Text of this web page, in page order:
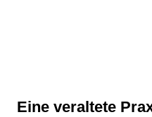
Eine veraltete